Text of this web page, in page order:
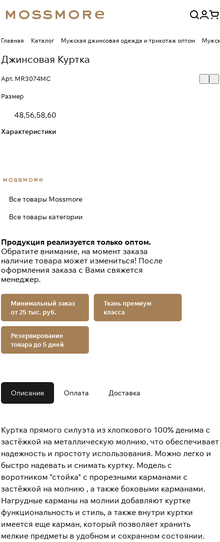
Главная Каталог Мужская джинсовая одежда и трикотаж оптом
Джинсовая Куртка
Арт. MR3074MC
Размер
48,56,58,60
Характеристики
Все товары Mossmore
Все товары категории
Продукция реализуется только оптом.
Обратите внимание, на момент заказа
наличие товара может измениться! После
оформления заказа с Вами свяжется
менеджер.
Минимальный заказ
от 25 тыс. руб.
Ткань премиум
класса
Резервирование
товара до 5 дней
Описание Оплата Доставка
Куртка прямого силуэта из хлопкового 100% денима с
застёжкой на металлическую молнию, что обеспечивает
надежность и простоту использования. Можно легко и
быстро надевать и снимать куртку. Модель с
воротником "стойка" с прорезными карманами с
застёжкой на молнию , а также боковыми карманами.
Нагрудные карманы на молнии добавляют куртке
функциональность и стиль, а также внутри куртки
имеется еще карман, который позволяет хранить
мелкие предметы в удобном и сохранном состоянии.